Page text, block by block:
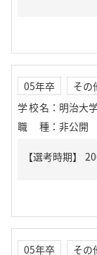
05年卒 その
学校名 ： 明治大
職種 ： 非公開
05年卒 その